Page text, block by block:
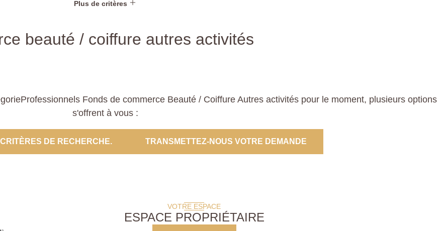
Plus de critères
beauté / coiffure autres activités
Fonds de commerce Beauté / Coiffure Autres activités pour le moment, plusieurs options
s'offrent à vous :
DE RECHERCHE. TRANSMETTEZ-NOUS VOTRE DEMANDE
VOTRE ESPACE
ESPACE PROPRIÉTAIRE